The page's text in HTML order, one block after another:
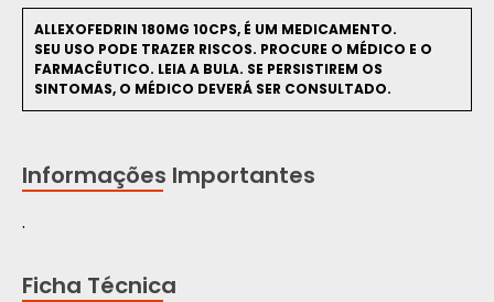
ALLEXOFEDRIN 180MG 10CPS, É UM MEDICAMENTO.
SEU USO PODE TRAZER RISCOS. PROCURE O MÉDICO E O
FARMACÊUTICO. LEIA A BULA. SE PERSISTIREM OS
SINTOMAS, O MÉDICO DEVERÁ SER CONSULTADO.
Informações Importantes
.
Ficha Técnica